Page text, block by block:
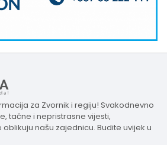
za Zvornik i regiju! Svakodnevno
tačne i nepristrasne vijesti,
našu zajednicu. Budite uvijek u